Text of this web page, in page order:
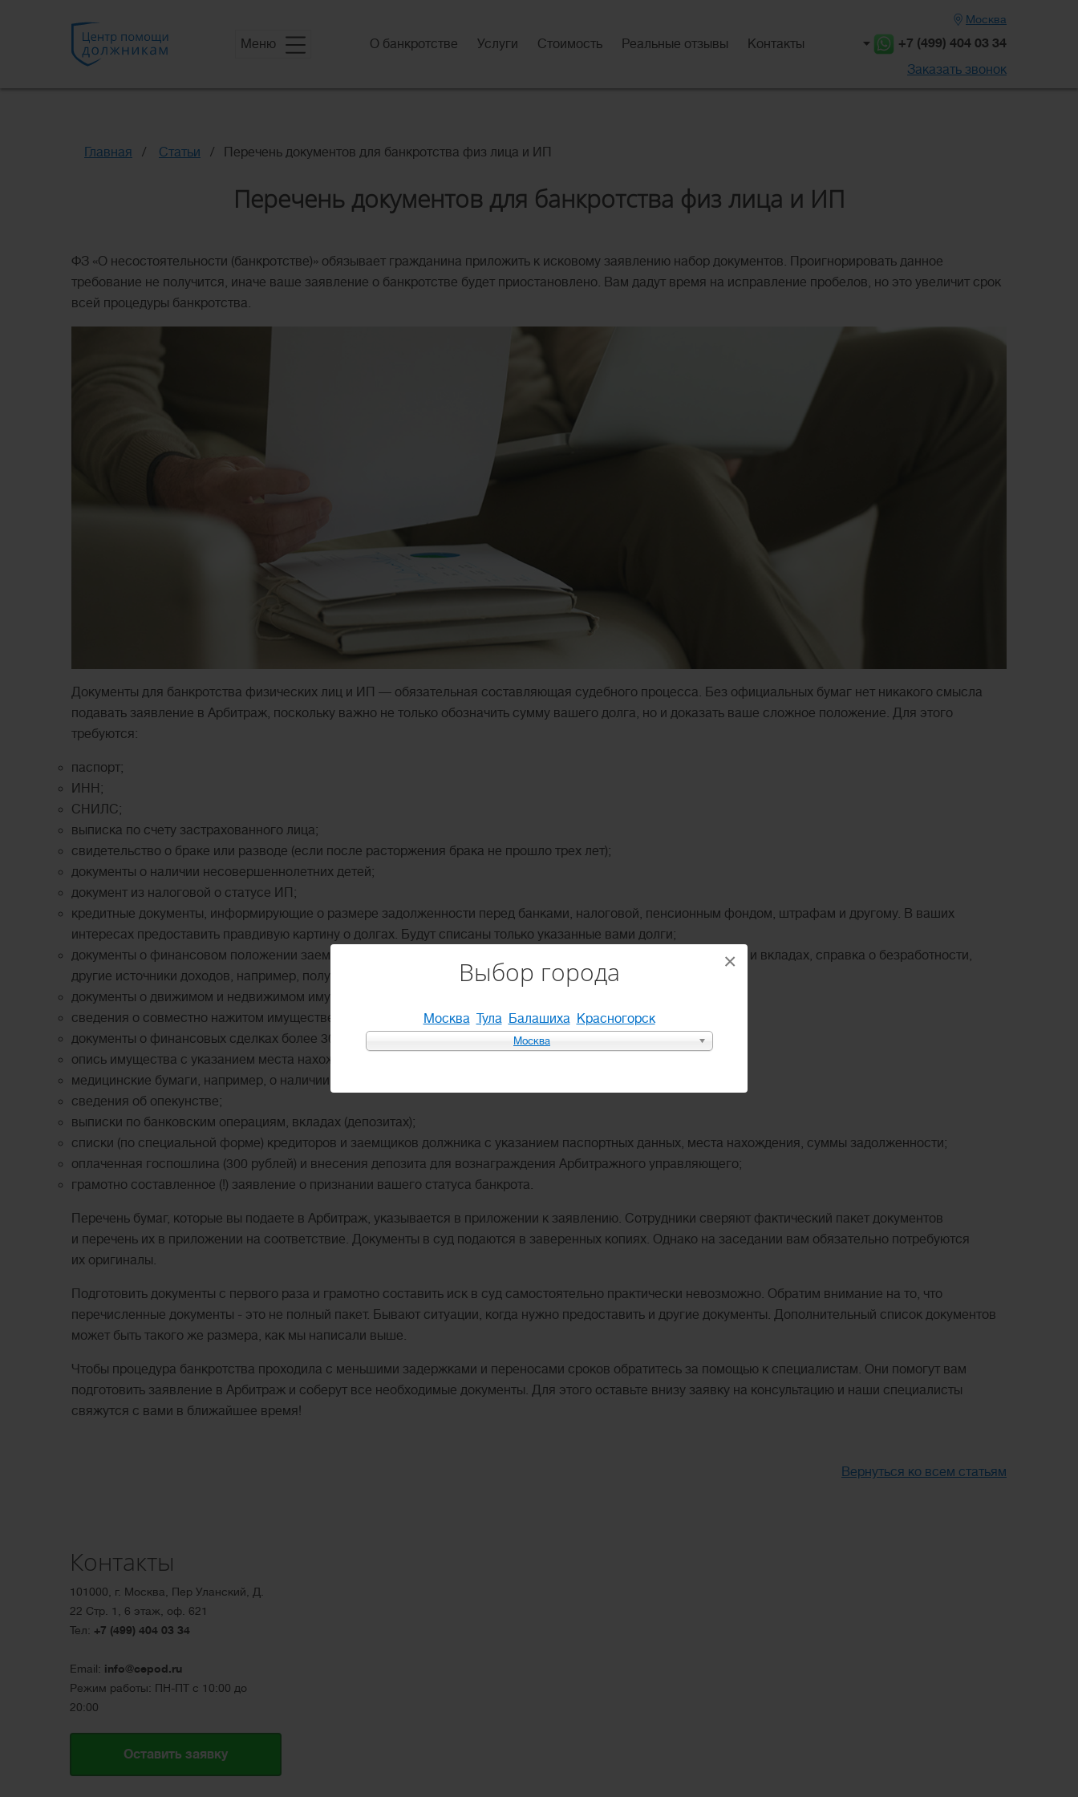
Выбор города
Москва Тула Балашиха Красногорск
Москва
×
Меню О банкротстве Услуги Стоимость Реальные отзывы Контакты
Москва
+7 (499) 404 03 34
Заказать звонок
Главная Статьи Перечень документов для банкротства физ лица и ИП
Перечень документов для банкротства физ лица и ИП
ФЗ «О несостоятельности (банкротстве)» обязывает гражданина приложить к исковому заявлению набор документов. Проигнорировать данное
требование не получится, иначе ваше заявление о банкротстве будет приостановлено. Вам дадут время на исправление пробелов, но это увеличит срок
всей процедуры банкротства.
Документы для банкротства физических лиц и ИП — обязательная составляющая судебного процесса. Без официальных бумаг нет никакого смысла
подавать заявление в Арбитраж, поскольку важно не только обозначить сумму вашего долга, но и доказать ваше сложное положение. Для этого
требуются:
паспорт;
ИНН;
СНИЛС;
выписка по счету застрахованного лица;
свидетельство о браке или разводе (если после расторжения брака не прошло трех лет);
документы о наличии несовершеннолетних детей;
документ из налоговой о статусе ИП;
кредитные документы, информирующие о размере задолженности перед банками, налоговой, пенсионным фондом, штрафам и другому. В ваших
интересах предоставить правдивую картину о долгах. Будут списаны только указанные вами долги;
документы о финансовом положении заемщика за последние три года: справка 2-НДФЛ, информация о счетах и вкладах, справка о безработности,
другие источники доходов, например, получение наследства;
документы о движимом и недвижимом имуществе в собственности;
сведения о совместно нажитом имуществе или его разделе при разводе;
документы о финансовых сделках более 300 тыс. руб. за последние три года;
опись имущества с указанием места нахождения, в том числе и залогового;
медицинские бумаги, например, о наличии инвалидности;
сведения об опекунстве;
выписки по банковским операциям, вкладах (депозитах);
списки (по специальной форме) кредиторов и заемщиков должника с указанием паспортных данных, места нахождения, суммы задолженности;
оплаченная госпошлина (300 рублей) и внесения депозита для вознаграждения Арбитражного управляющего;
грамотно составленное (!) заявление о признании вашего статуса банкрота.
Перечень бумаг, которые вы подаете в Арбитраж, указывается в приложении к заявлению. Сотрудники сверяют фактический пакет документов
и перечень их в приложении на соответствие. Документы в суд подаются в заверенных копиях. Однако на заседании вам обязательно потребуются
их оригиналы.
Подготовить документы с первого раза и грамотно составить иск в суд самостоятельно практически невозможно. Обратим внимание на то, что
перечисленные документы - это не полный пакет. Бывают ситуации, когда нужно предоставить и другие документы. Дополнительный список документов
может быть такого же размера, как мы написали выше.
Чтобы процедура банкротства проходила с меньшими задержками и переносами сроков обратитесь за помощью к специалистам. Они помогут вам
подготовить заявление в Арбитраж и соберут все необходимые документы. Для этого оставьте внизу заявку на консультацию и наши специалисты
свяжутся с вами в ближайшее время!
Вернуться ко всем статьям
Контакты
101000, г. Москва, Пер Уланский, Д.
22 Стр. 1, 6 этаж, оф. 621
Тел: +7 (499) 404 03 34
Email: info@cepod.ru
Режим работы: ПН-ПТ с 10:00 до
20:00
Оставить заявку